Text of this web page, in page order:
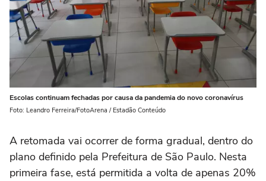
Escolas continuam fechadas por causa da pandemia do novo coronavírus
Foto: Leandro Ferreira/FotoArena / Estadão Conteúdo
A retomada vai ocorrer de forma gradual, dentro do
plano definido pela Prefeitura de São Paulo. Nesta
primeira fase, está permitida a volta de apenas 20%